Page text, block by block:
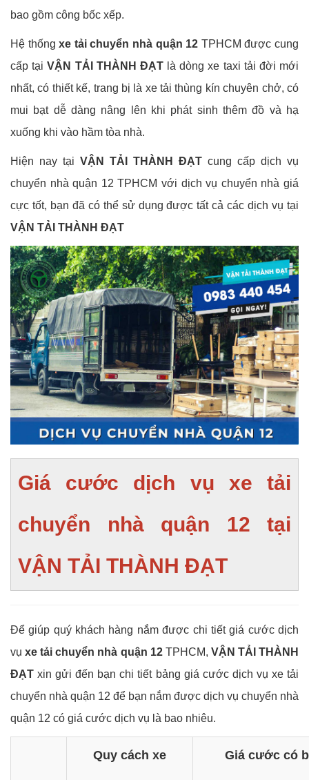
bao gồm công bốc xếp.
Hệ thống xe tải chuyển nhà quận 12 TPHCM được cung
cấp tạiVẬN TẢI THÀNH ĐẠTlà dòng xe taxi tải đời mới
nhất, có thiết kế, trang bị là xe tải thùng kín chuyên chở, có
mui bạt dễ dàng nâng lên khi phát sinh thêm đồ và hạ
xuống khi vào hầm tòa nhà.
Hiện nay tại VẬN TẢI THÀNH ĐẠT cung cấp dịch vụ
chuyển nhà quận 12 TPHCM với dịch vụ chuyển nhà giá
cực tốt, bạn đã có thể sử dụng được tất cả các dịch vụ tại
VẬN TẢI THÀNH ĐẠT
Giá cước dịch vụ xe tải
chuyển nhà quận 12 tại
VẬN TẢI THÀNH ĐẠT
Để giúp quý khách hàng nắm được chi tiết giá cước dịch
vụxe tải chuyển nhà quận 12TPHCM, VẬN TẢI THÀNH
ĐẠT xin gửi đến bạn chi tiết bảng giá cước dịch vụ xe tải
chuyển nhà quận 12 để bạn nắm được dịch vụ chuyển nhà
quận 12 có giá cước dịch vụ là bao nhiêu.
Quy cách xe Giá cước có